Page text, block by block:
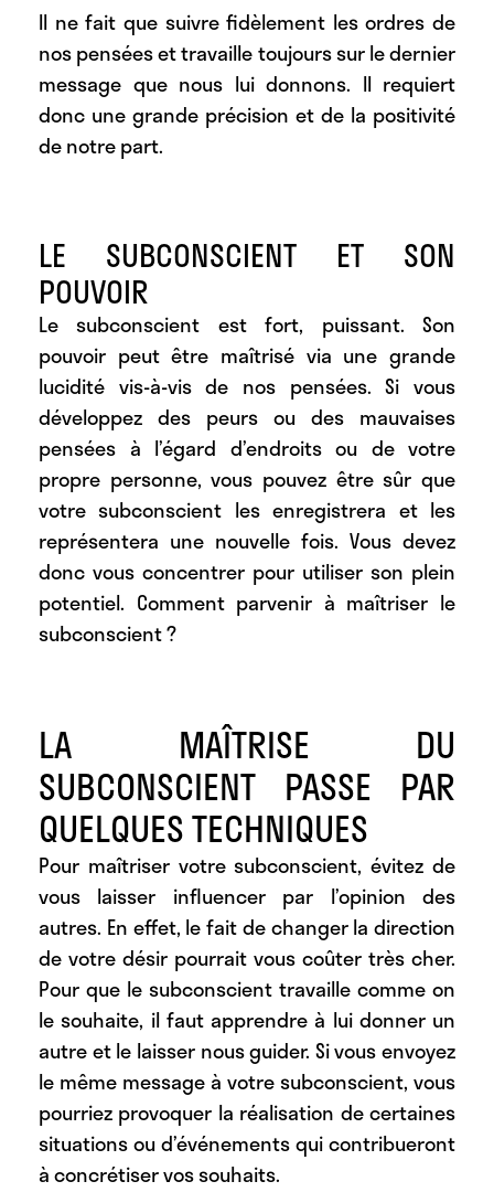
Il ne fait que suivre fidèlement les ordres de
nos pensées et travaille toujours sur le dernier
message que nous lui donnons. Il requiert
donc une grande précision et de la positivité
de notre part.
LE SUBCONSCIENT ET SON
POUVOIR
Le subconscient est fort, puissant. Son
pouvoir peut être maîtrisé via une grande
lucidité vis-à-vis de nos pensées. Si vous
développez des peurs ou des mauvaises
pensées à l’égard d’endroits ou de votre
propre personne, vous pouvez être sûr que
votre subconscient les enregistrera et les
représentera une nouvelle fois. Vous devez
donc vous concentrer pour utiliser son plein
potentiel. Comment parvenir à maîtriser le
subconscient ?
LA MAÎTRISE DU
SUBCONSCIENT PASSE PAR
QUELQUES TECHNIQUES
Pour maîtriser votre subconscient, évitez de
vous laisser influencer par l’opinion des
autres. En effet, le fait de changer la direction
de votre désir pourrait vous coûter très cher.
Pour que le subconscient travaille comme on
le souhaite, il faut apprendre à lui donner un
autre et le laisser nous guider. Si vous envoyez
le même message à votre subconscient, vous
pourriez provoquer la réalisation de certaines
situations ou d’événements qui contribueront
à concrétiser vos souhaits.